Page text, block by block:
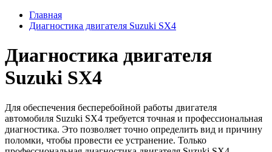
Главная
Диагностика двигателя Suzuki SX4
Диагностика двигателя
Suzuki SX4
Для обеспечения бесперебойной работы двигателя
автомобиля Suzuki SX4 требуется точная и профессиональная
диагностика. Это позволяет точно определить вид и причину
поломки, чтобы провести ее устранение. Только